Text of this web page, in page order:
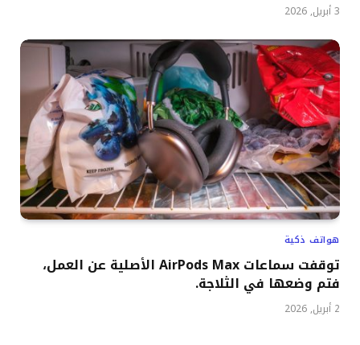
3 أبريل, 2026
هواتف ذكية
توقفت سماعات AirPods Max الأصلية عن العمل،
فتم وضعها في الثلاجة.
2 أبريل, 2026